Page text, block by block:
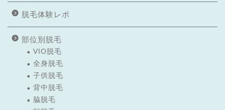
脱毛体験レポ
部位別脱毛
VIO脱毛
全身脱毛
子供脱毛
背中脱毛
脇脱毛